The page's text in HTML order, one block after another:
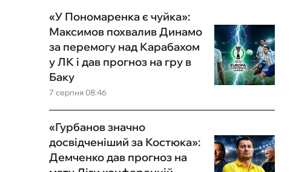
7 серпня 08:46
«У Пономаренка є чуйка»:
Максимов похвалив Динамо
за перемогу над Карабахом
у ЛК і дав прогноз на гру в
Баку
«Гурбанов значно
досвідченіший за Костюка»:
Демченко дав прогноз на